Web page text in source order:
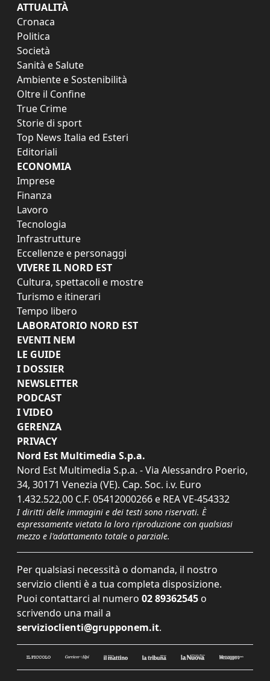
ATTUALITÀ
Cronaca
Politica
Società
Sanità e Salute
Ambiente e Sostenibilità
Oltre il Confine
True Crime
Storie di sport
Top News Italia ed Esteri
Editoriali
ECONOMIA
Imprese
Finanza
Lavoro
Tecnologia
Infrastrutture
Eccellenze e personaggi
VIVERE IL NORD EST
Cultura, spettacoli e mostre
Turismo e itinerari
Tempo libero
LABORATORIO NORD EST
EVENTI NEM
LE GUIDE
I DOSSIER
NEWSLETTER
PODCAST
I VIDEO
GERENZA
PRIVACY
Nord Est Multimedia S.p.a.
Nord Est Multimedia S.p.a. - Via Alessandro Poerio,
34, 30171 Venezia (VE). Cap. Soc. i.v. Euro
1.432.522,00 C.F. 05412000266 e REA VE-454332
I diritti delle immagini e dei testi sono riservati. È
espressamente vietata la loro riproduzione con qualsiasi
mezzo e l'adattamento totale o parziale.
Per qualsiasi necessità o domanda, il nostro
servizio clienti è a tua completa disposizione.
Puoi contattarci al numero 02 89362545 o
scrivendo una mail a
servizioclienti@grupponem.it.